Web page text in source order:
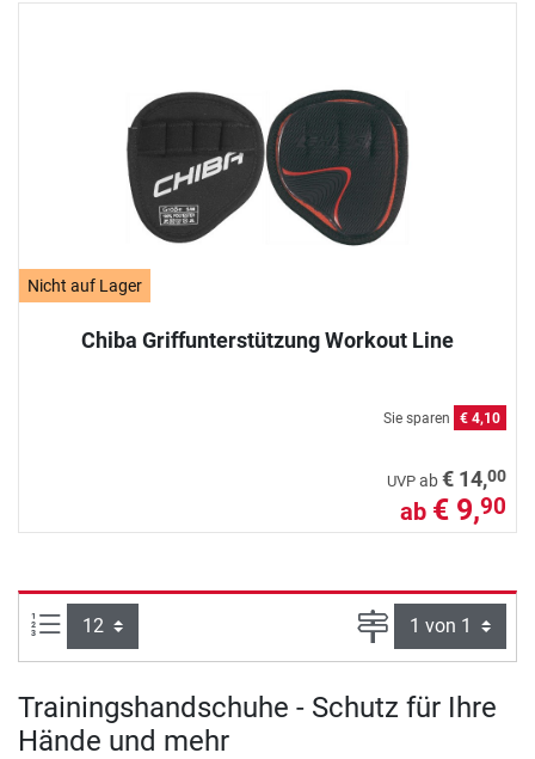
Nicht auf Lager
Chiba Griffunterstützung Workout Line
Sie sparen € 4,10
UVP ab€ 14,00
ab € 9,90
Artikel pro Seite: Seite
Trainingshandschuhe - Schutz für Ihre
Hände und mehr